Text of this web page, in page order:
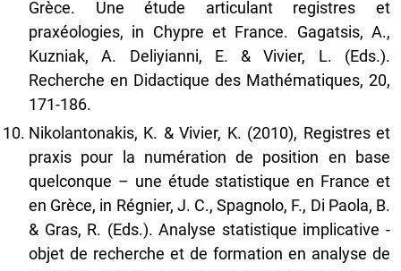
Grèce. Une étude articulant registres et
praxéologies, in Chypre et France. Gagatsis, A.,
Kuzniak, A. Deliyianni, E. & Vivier, L. (Eds.).
Recherche en Didactique des Mathématiques, 20,
171-186.
Nikolantonakis, K. & Vivier, K. (2010), Registres et
praxis pour la numération de position en base
quelconque – une étude statistique en France et
en Grèce, in Régnier, J. C., Spagnolo, F., Di Paola, B.
& Gras, R. (Eds.). Analyse statistique implicative -
objet de recherche et de formation en analyse de